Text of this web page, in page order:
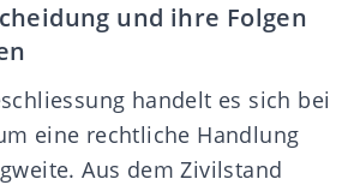
und ihre Folgen
handelt es sich bei
eine rechtliche Handlung
Aus dem Zivilstand